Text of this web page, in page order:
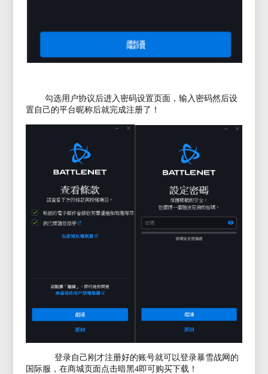
勾选用户协议后进入密码设置页面，输入密码然后设
置自己的平台昵称后就完成注册了！
登录自己刚才注册好的账号就可以登录暴雪战网的
国际服，在商城页面点击暗黑4即可购买下载！